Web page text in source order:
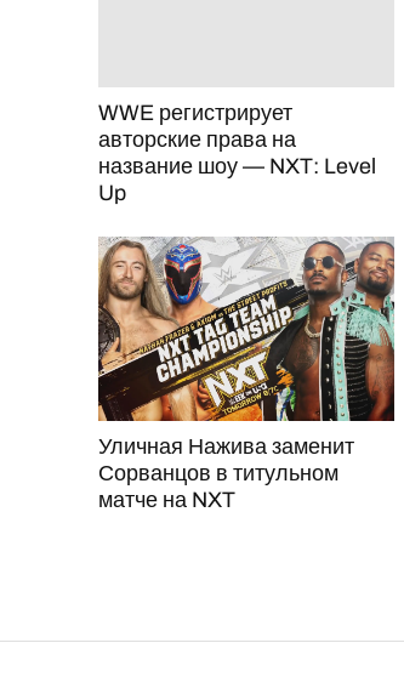
WWE регистрирует
авторские права на
название шоу — NXT: Level
Up
Уличная Нажива заменит
Сорванцов в титульном
матче на NXT